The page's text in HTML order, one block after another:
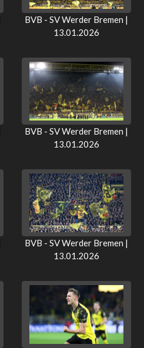
BVB - SV Werder Bremen |
13.01.2026
BVB - SV Werder Bremen |
13.01.2026
BVB - SV Werder Bremen |
13.01.2026